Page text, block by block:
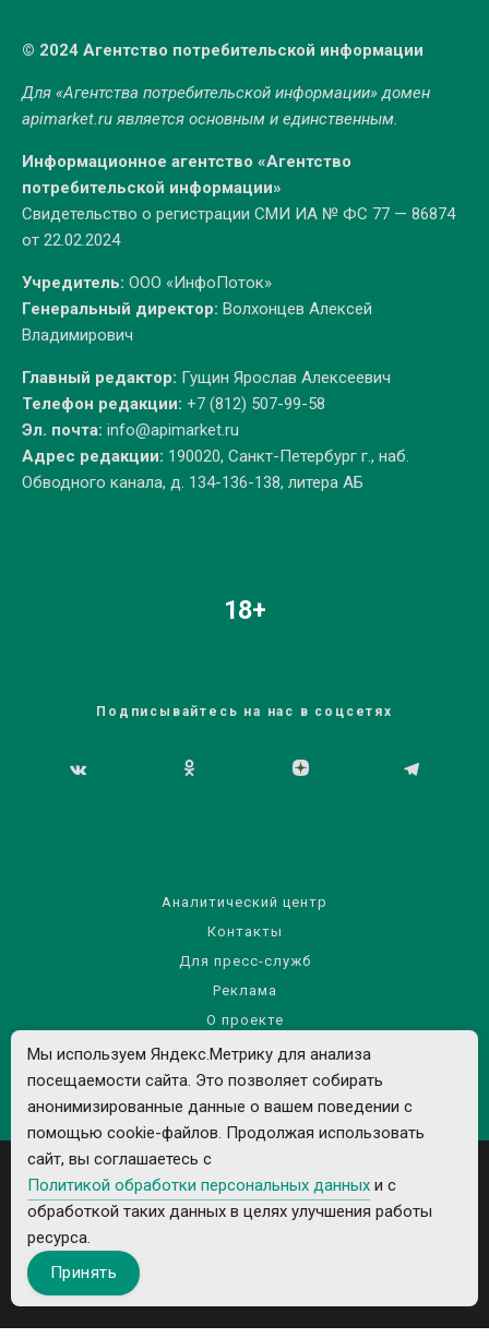
© 2024 Агентство потребительской информации
Для «Агентства потребительской информации» домен
apimarket.ruявляется основным и единственным.
Информационное агентство «Агентство
потребительской информации»
Свидетельство о регистрации СМИ ИА № ФС 77 — 86874
от 22.02.2024
Учредитель: ООО «ИнфоПоток»
Генеральный директор: Волхонцев Алексей
Владимирович
Главный редактор: Гущин Ярослав Алексеевич
Телефон редакции: +7 (812) 507-99-58
Эл. почта: info@apimarket.ru
Адрес редакции: 190020, Санкт-Петербург г., наб.
Обводного канала, д. 134-136-138, литера АБ
18+
Подписывайтесь на нас в соцсетях
Аналитический центр
Контакты
Для пресс-служб
Реклама
О проекте
Правила использования материалов сайта
Политика обработки персональных данных
Все рекламируемые товары и услуги имеют необходимые лицензии и
Мы используем Яндекс.Метрику для анализа
посещаемости сайта. Это позволяет собирать
анонимизированные данные о вашем поведении с
помощью cookie-файлов. Продолжая использовать
сайт, вы соглашаетесь с
Политикой обработки персональных данных и с
обработкой таких данных в целях улучшения работы
ресурса.
Принять